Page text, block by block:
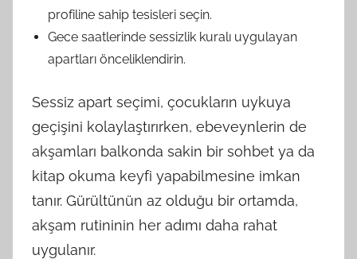
profiline sahip tesisleri seçin.
Gece saatlerinde sessizlik kuralı uygulayan
apartları önceliklendirin.
Sessiz apart seçimi, çocukların uykuya
geçişini kolaylaştırırken, ebeveynlerin de
akşamları balkonda sakin bir sohbet ya da
kitap okuma keyfi yapabilmesine imkan
tanır. Gürültünün az olduğu bir ortamda,
akşam rutininin her adımı daha rahat
uygulanır.